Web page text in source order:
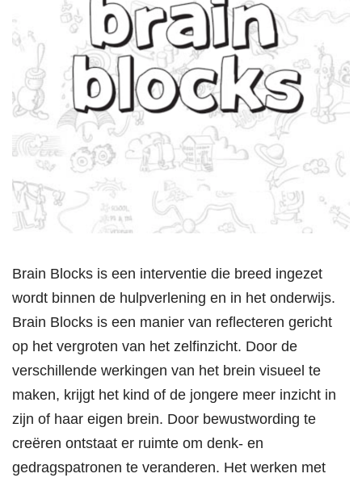
Brain Blocks is een interventie die breed ingezet
wordt binnen de hulpverlening en in het onderwijs.
Brain Blocks is een manier van reflecteren gericht
op het vergroten van het zelfinzicht. Door de
verschillende werkingen van het brein visueel te
maken, krijgt het kind of de jongere meer inzicht in
zijn of haar eigen brein. Door bewustwording te
creëren ontstaat er ruimte om denk- en
gedragspatronen te veranderen. Het werken met